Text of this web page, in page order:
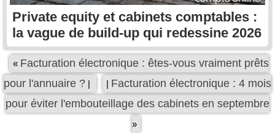
Private equity et cabinets comptables :
la vague de build-up qui redessine 2026
« Facturation électronique : êtes-vous vraiment prêts
pour l'annuaire ? | | Facturation électronique : 4 mois
pour éviter l'embouteillage des cabinets en septembre
»